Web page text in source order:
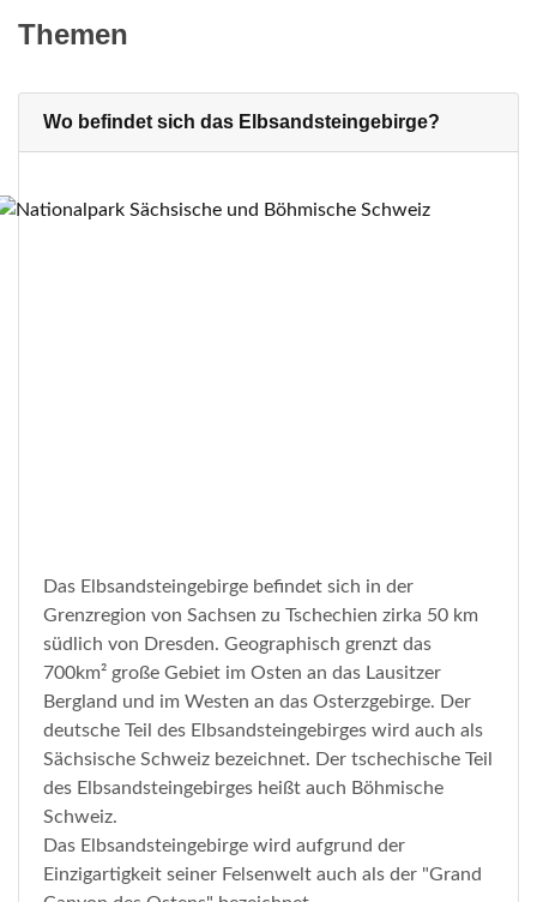
Themen
Wo befindet sich das Elbsandsteingebirge?
Das Elbsandsteingebirge befindet sich in der
Grenzregion von Sachsen zu Tschechien zirka 50 km
südlich von Dresden. Geographisch grenzt das
700km² große Gebiet im Osten an das Lausitzer
Bergland und im Westen an das Osterzgebirge. Der
deutsche Teil des Elbsandsteingebirges wird auch als
Sächsische Schweiz bezeichnet. Der tschechische Teil
des Elbsandsteingebirges heißt auch Böhmische
Schweiz.
Das Elbsandsteingebirge wird aufgrund der
Einzigartigkeit seiner Felsenwelt auch als der "Grand